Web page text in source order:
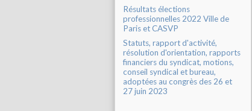
Résultats élections
professionnelles 2022 Ville de
Paris et CASVP
Statuts, rapport d'activité,
résolution d'orientation, rapports
financiers du syndicat, motions,
conseil syndical et bureau,
adoptées au congrès des 26 et
27 juin 2023